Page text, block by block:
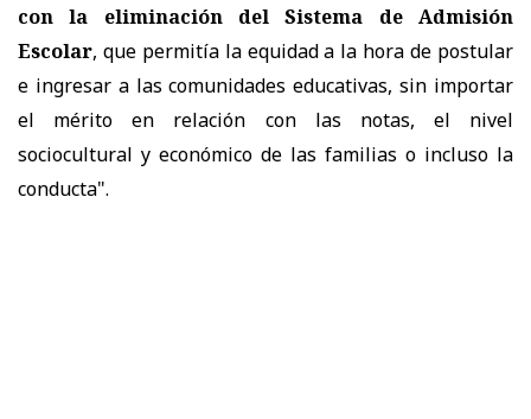
con la eliminación del Sistema de Admisión
Escolar, que permitía la equidad a la hora de postular
e ingresar a las comunidades educativas, sin importar
el mérito en relación con las notas, el nivel
sociocultural y económico de las familias o incluso la
conducta".